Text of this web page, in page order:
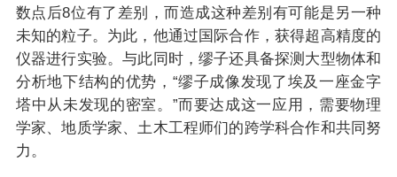
数点后8位有了差别，而造成这种差别有可能是另一种
未知的粒子。为此，他通过国际合作，获得超高精度的
仪器进行实验。与此同时，缪子还具备探测大型物体和
分析地下结构的优势，“缪子成像发现了埃及一座金字
塔中从未发现的密室。”而要达成这一应用，需要物理
学家、地质学家、土木工程师们的跨学科合作和共同努
力。